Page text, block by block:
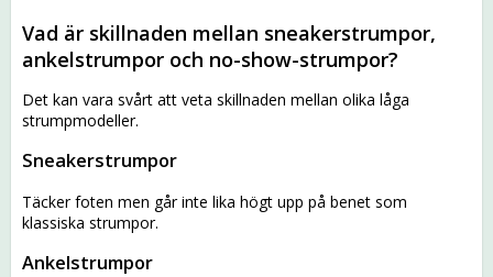
Vad är skillnaden mellan sneakerstrumpor,
ankelstrumpor och no-show-strumpor?
Det kan vara svårt att veta skillnaden mellan olika låga
strumpmodeller.
Sneakerstrumpor
Täcker foten men går inte lika högt upp på benet som
klassiska strumpor.
Ankelstrumpor